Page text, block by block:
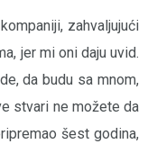
zahvaljujući
jer mi oni daju uvid.
da budu sa mnom,
stvari ne možete da
šest godina,